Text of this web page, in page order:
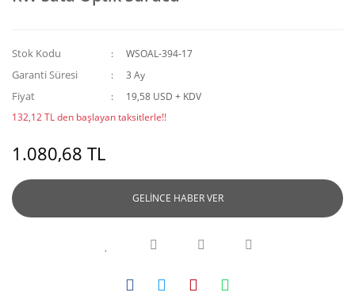
Stok Kodu WSOAL-394-17
Garanti Süresi 3 Ay
Fiyat
19,58 USD + KDV
132,12 TL den başlayan taksitlerle!!
1.080,68 TL
GELİNCE HABER VER